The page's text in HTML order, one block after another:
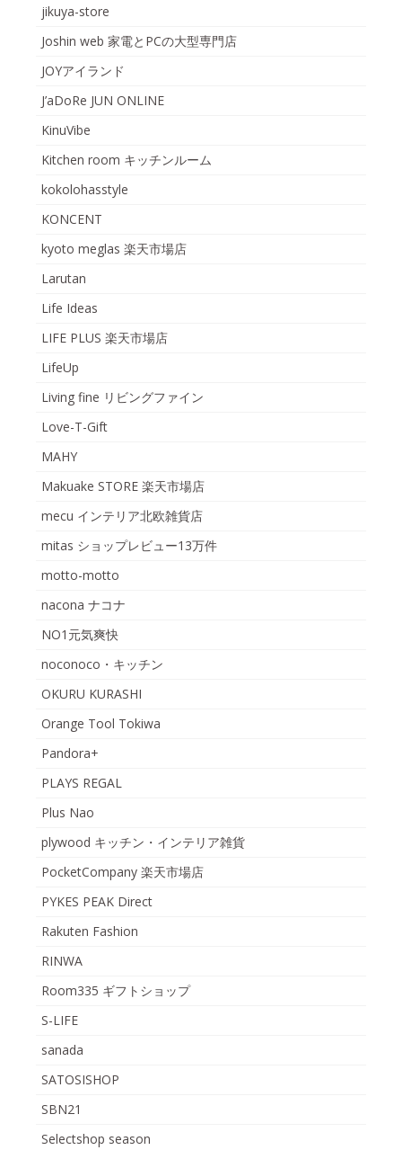
jikuya-store
Joshin web 家電とPCの大型専門店
JOYアイランド
J’aDoRe JUN ONLINE
KinuVibe
Kitchen room キッチンルーム
kokolohasstyle
KONCENT
kyoto meglas 楽天市場店
Larutan
Life Ideas
LIFE PLUS 楽天市場店
LifeUp
Living fine リビングファイン
Love-T-Gift
MAHY
Makuake STORE 楽天市場店
mecu インテリア北欧雑貨店
mitas ショップレビュー13万件
motto-motto
nacona ナコナ
NO1元気爽快
noconoco・キッチン
OKURU KURASHI
Orange Tool Tokiwa
Pandora+
PLAYS REGAL
Plus Nao
plywood キッチン・インテリア雑貨
PocketCompany 楽天市場店
PYKES PEAK Direct
Rakuten Fashion
RINWA
Room335 ギフトショップ
S-LIFE
sanada
SATOSISHOP
SBN21
Selectshop season